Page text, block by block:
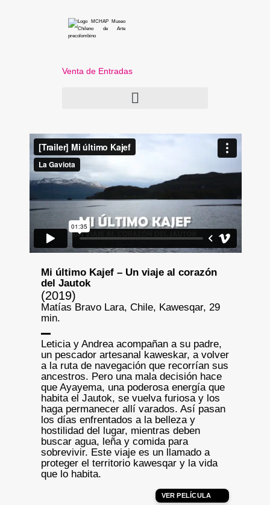
Venta de Entradas
Mi último Kajef – Un viaje al corazón
del Jautok
(2019)
Matías Bravo Lara, Chile, Kawesqar, 29
min.
Leticia y Andrea acompañan a su padre,
un pescador artesanal kaweskar, a volver
a la ruta de navegación que recorrían sus
ancestros. Pero una mala decisión hace
que Ayayema, una poderosa energía que
habita el Jautok, se vuelva furiosa y los
haga permanecer allí varados. Así pasan
los días enfrentados a la belleza y
hostilidad del lugar, mientras deben
buscar agua, leña y comida para
sobrevivir. Este viaje es un llamado a
proteger el territorio kawesqar y la vida
que lo habita.
VER PELÍCULA